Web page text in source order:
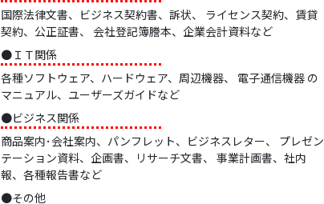
国際法律文書、ビジネス契約書、訴状、 ライセンス契約、賃貸
契約、公正証書、 会社登記簿謄本、企業会計資料など
●ＩＴ関係
各種ソフトウェア、ハードウェア、周辺機器、 電子通信機器 の
マニュアル、ユーザーズガイドなど
●ビジネス関係
商品案内･会社案内、パンフレット、ビジネスレター、 プレゼン
テーション資料、企画書、リサーチ文書、 事業計画書、社内
報、各種報告書など
●その他